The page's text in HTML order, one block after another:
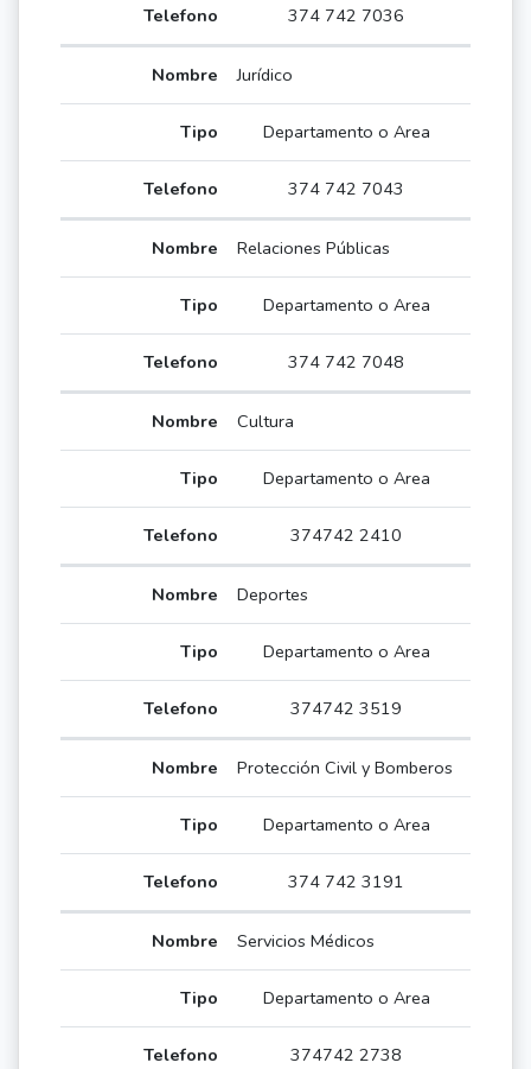
374 742 7036
Jurídico
Departamento o Area
374 742 7043
Relaciones Públicas
Departamento o Area
374 742 7048
Cultura
Departamento o Area
374742 2410
Deportes
Departamento o Area
374742 3519
Protección Civil y Bomberos
Departamento o Area
374 742 3191
Servicios Médicos
Departamento o Area
374742 2738